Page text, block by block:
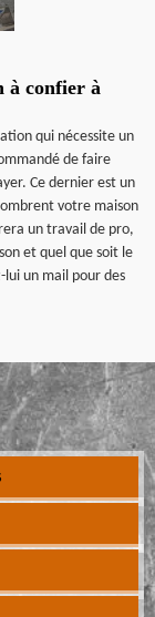
à confier à
qui nécessite un
de faire
Ce dernier est un
votre maison
un travail de pro,
et quel que soit le
lui un mail pour des